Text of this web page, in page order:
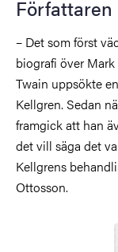
– Det som först
biografi över
Twain uppsökte
Kellgren. Sedan
framgick att han
det vill säga det
Kellgrens
Ottosson.